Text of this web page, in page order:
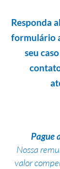
Responda
formulário
seu
Pague
Nossa
valor